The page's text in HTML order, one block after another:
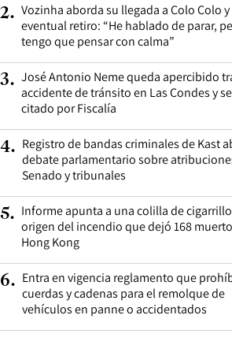
2. Vozinha aborda su llegada a Colo Colo
eventual retiro: “He hablado de parar,
tengo que pensar con calma”
3. José Antonio Neme queda apercibido
accidente de tránsito en Las Condes y
citado por Fiscalía
4. Registro de bandas criminales de Kast
debate parlamentario sobre
Senado y tribunales
5. Informe apunta a una colilla de
origen del incendio que dejó 168
Hong Kong
6. Entra en vigencia reglamento que
cuerdas y cadenas para el remolque de
vehículos en panne o accidentados